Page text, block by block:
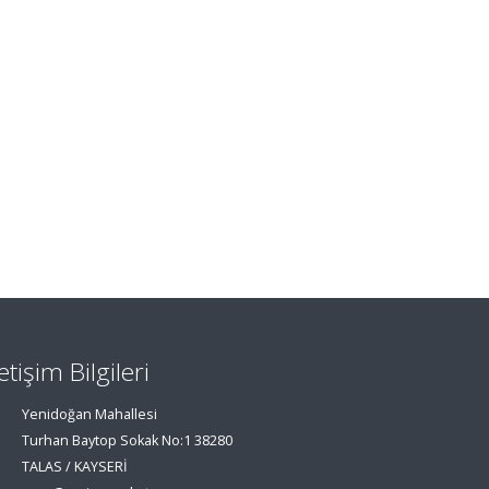
Bilgileri
Yenidoğan Mahallesi
Turhan Baytop Sokak No:1 38280
TALAS / KAYSERİ